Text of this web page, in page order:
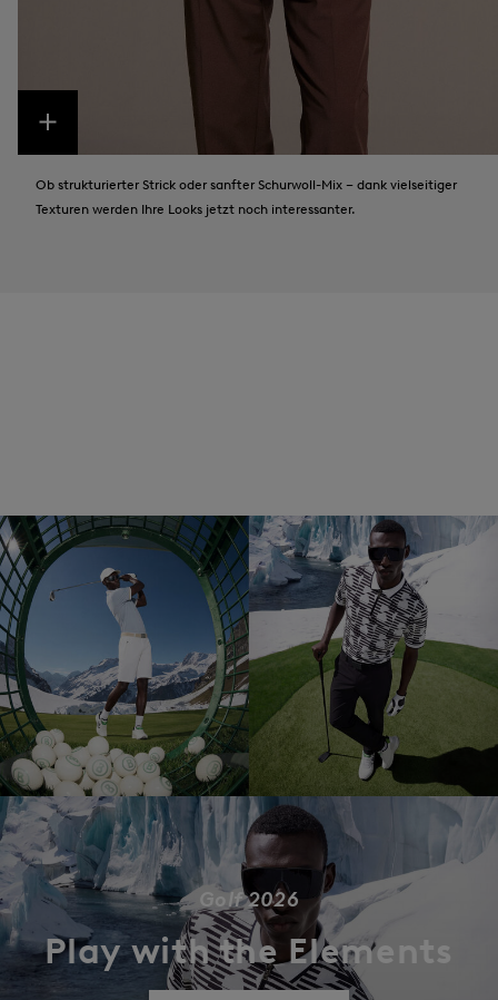
Ob strukturierter Strick oder sanfter Schurwoll-Mix – dank vielseitiger
Texturen werden Ihre Looks jetzt noch interessanter.
Golf 2026
Play with the Elements